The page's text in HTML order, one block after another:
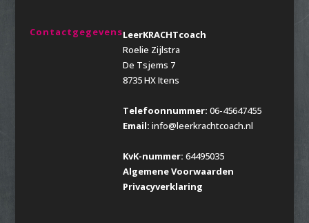
ContactgegevensLeerKRACHTcoach
Roelie Zijlstra
De Tsjems 7
8735 HX Itens
Telefoonnummer: 06-45647455
Email: info@leerkrachtcoach.nl
KvK-nummer: 64495035
Algemene Voorwaarden
Privacyverklaring